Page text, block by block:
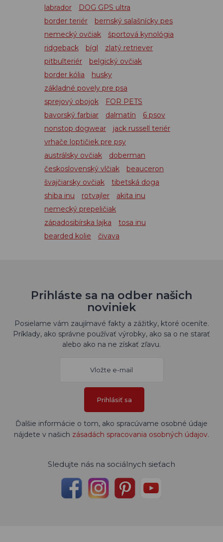
labrador
DOG GPS ultra
border teriér
bernský salašnícky pes
nemecký ovčiak
športová kynológia
ridgeback
bígl
zlatý retriever
pitbulteriér
belgický ovčiak
border kólia
husky
základné povely pre psa
sprejový obojok
FOR PETS
bavorský farbiar
dalmatín
6 psov
nonstop dogwear
jack russell teriér
vrhače loptičiek pre psy
austrálsky ovčiak
doberman
československý vlčiak
beauceron
švajčiarsky ovčiak
tibetská doga
shiba inu
rotvajler
akita inu
nemecký prepeličiak
západosibírska lajka
tosa inu
bearded kolie
čivava
Prihláste sa na odber našich
noviniek
Posielame vám zaujímavé fakty a zážitky, ktoré oceníte.
Príklady, ako správne používať výrobky, ako sa o ne starať
alebo ako na ne získať zľavu.
Prihlásiť sa
Ďalšie informácie o tom, ako spracúvame osobné údaje
nájdete v našich zásadách spracovania osobných údajov.
Sledujte nás na sociálnych sieťach